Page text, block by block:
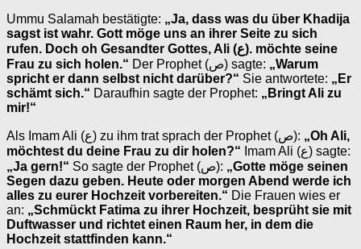
Ummu Salamah bestätigte: „Ja, dass was du über Khadija
sagst ist wahr. Gott möge uns an ihrer Seite zu sich
rufen. Doch oh Gesandter Gottes, Ali (ع). möchte seine
Frau zu sich holen.“
Der Prophet (ص) sagte: „Warum
spricht er dann selbst nicht darüber?“ Sie antwortete: „Er
schämt sich.“ Daraufhin sagte der Prophet: „Bringt Ali zu
mir!“
Als Imam Ali (ع) zu ihm trat sprach der Prophet (ص): „Oh Ali,
möchtest du deine Frau zu dir holen?“
Imam Ali (ع) sagte:
„Ja gern!“
So sagte der Prophet (ص): „Gotte möge seinen
Segen dazu geben. Heute oder morgen Abend werde ich
alles zu eurer Hochzeit vorbereiten.“ Die Frauen wies er
an: „Schmückt Fatima zu ihrer Hochzeit, besprüht sie mit
Duftwasser und richtet einen Raum her, in dem die
Hochzeit stattfinden kann.“